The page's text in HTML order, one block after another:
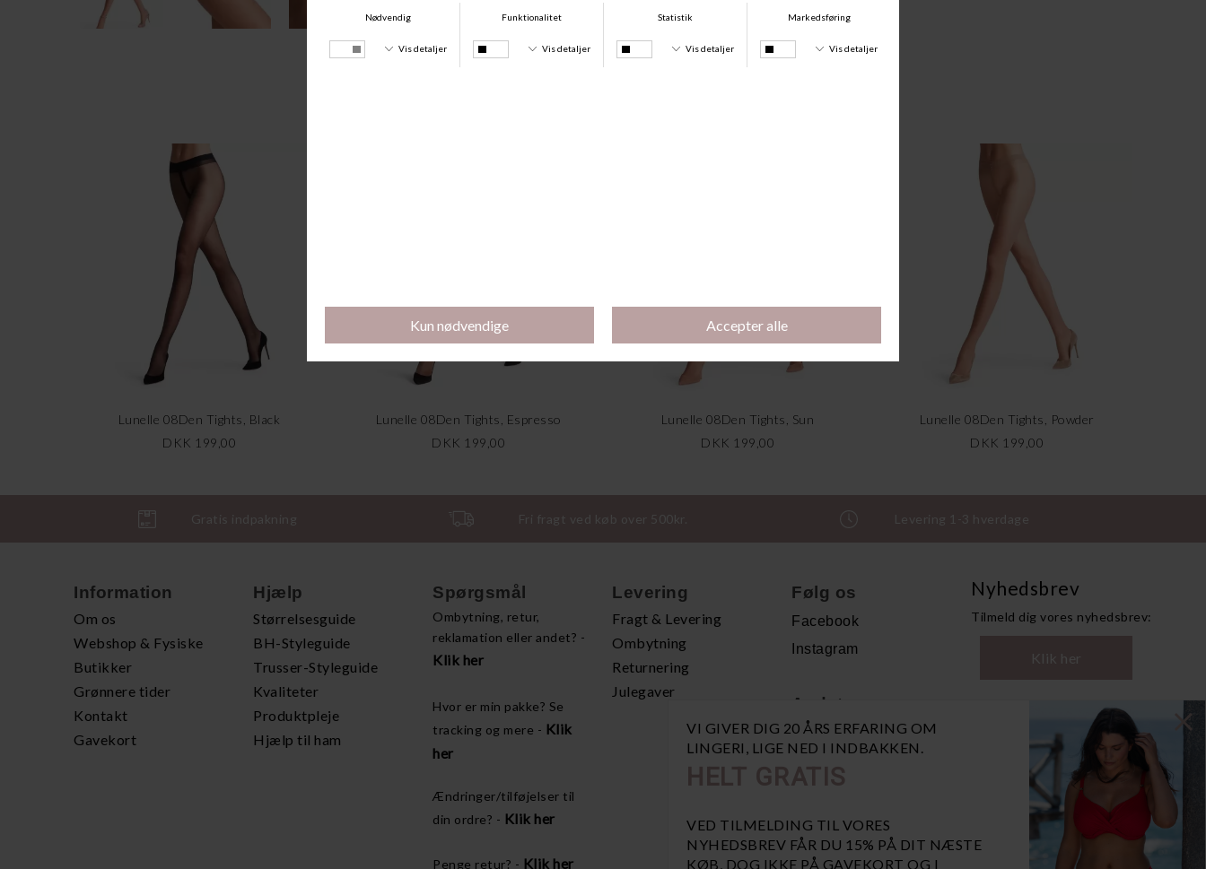
VI GIVER DIG 20 ÅRS ERFARING OM
LINGERI, LIGE NED I INDBAKKEN.
HELT GRATIS
VED TILMELDING TIL VORES
NYHEDSBREV FÅR DU 15% PÅ DIT NÆSTE
KØB, DOG IKKE PÅ GAVEKORT OG I
Lunelle 08Den Tights, Black
DKK 199,00
Lunelle 08Den Tights, Espresso
DKK 199,00
Lunelle 08Den Tights, Sun
DKK 199,00
Lunelle 08Den Tights, Powder
DKK 199,00
Gratis indpakning Fri fragt ved køb over 500kr. Levering 1-3 hverdage
Information
Om os
Webshop & Fysiske
Butikker
Grønnere tider
Kontakt
Gavekort
Hjælp
Størrelsesguide
BH-Styleguide
Trusser-Styleguide
Kvaliteter
Produktpleje
Hjælp til ham
Spørgsmål
Ombytning, retur,
reklamation eller andet? -
Klik her
Hvor er min pakke? Se
tracking og mere - Klik
her
Ændringer/tilføjelser til
din ordre? - Klik her
Penge retur? - Klik her
Levering
Fragt & Levering
Ombytning
Returnering
Julegaver
Følg os
Facebook
Instagram
Andet
Handelsbetingelser
Åbn GDPR-popup
Nyhedsbrev
Tilmeld dig vores nyhedsbrev:
Klik her